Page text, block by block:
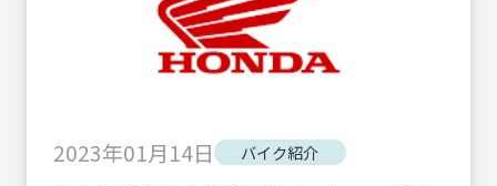
2023年01月14日 バイク紹介